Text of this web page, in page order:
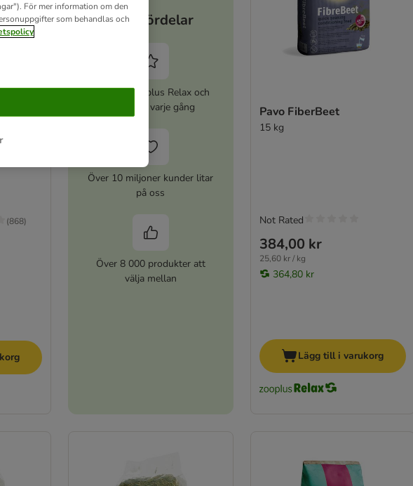
(868)
Dina fördelar
Aktivera zooplus Relax och
spara 5% varje gång
Över 10 miljoner kunder litar
på oss
Över 8 000 produkter att
välja mellan
Pavo FiberBeet
15 kg
384,00 kr
25,60 kr / kg
364,80 kr
Not Rated
Lägg till i varukorg
För mer information om den
som behandlas och